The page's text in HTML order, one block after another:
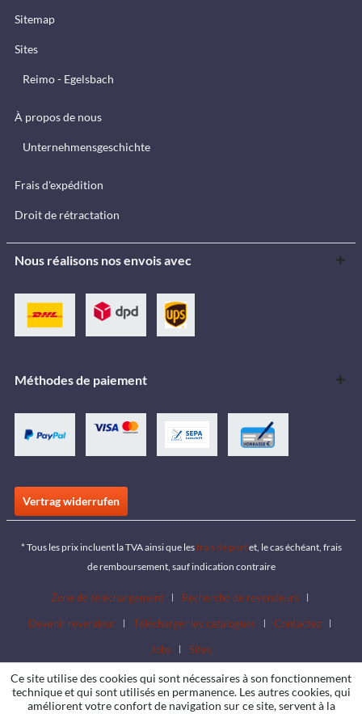
Sitemap
Sites
Reimo - Egelsbach
À propos de nous
Unternehmensgeschichte
Frais d'expédition
Droit de rétractation
Nous réalisons nos envois avec
Méthodes de paiement
Vertrag widerrufen
* Tous les prix incluent la TVA ainsi que lesfrais de portet, le cas échéant, frais
de remboursement, sauf indication contraire
Zone de téléchargement
Recherche de revendeurs
Devenir revendeur
Télécharger les catalogues
Contactez
Jobs
Sites
Ce site utilise des cookies qui sont nécessaires à son fonctionnement
technique et qui sont utilisés en permanence. Les autres cookies, qui
améliorent votre confort de navigation sur ce site, servent à la